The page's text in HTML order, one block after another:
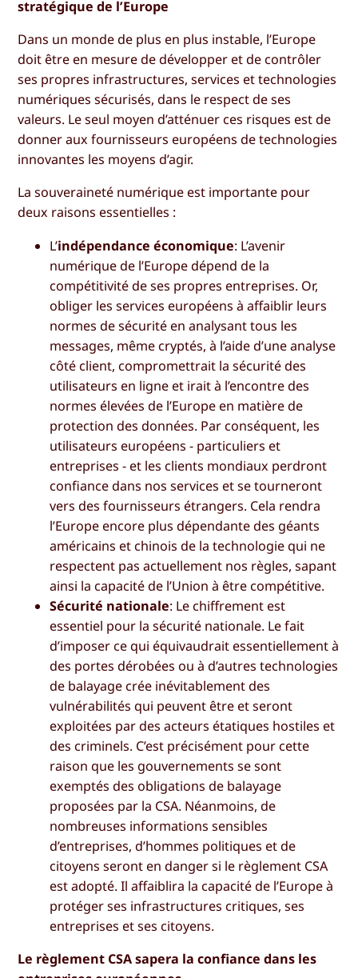
stratégique de l’Europe
Dans un monde de plus en plus instable, l’Europe
doit être en mesure de développer et de contrôler
ses propres infrastructures, services et technologies
numériques sécurisés, dans le respect de ses
valeurs. Le seul moyen d’atténuer ces risques est de
donner aux fournisseurs européens de technologies
innovantes les moyens d’agir.
La souveraineté numérique est importante pour
deux raisons essentielles :
L’indépendance économique: L’avenir
numérique de l’Europe dépend de la
compétitivité de ses propres entreprises. Or,
obliger les services européens à affaiblir leurs
normes de sécurité en analysant tous les
messages, même cryptés, à l’aide d’une analyse
côté client, compromettrait la sécurité des
utilisateurs en ligne et irait à l’encontre des
normes élevées de l’Europe en matière de
protection des données. Par conséquent, les
utilisateurs européens - particuliers et
entreprises - et les clients mondiaux perdront
confiance dans nos services et se tourneront
vers des fournisseurs étrangers. Cela rendra
l’Europe encore plus dépendante des géants
américains et chinois de la technologie qui ne
respectent pas actuellement nos règles, sapant
ainsi la capacité de l’Union à être compétitive.
Sécurité nationale: Le chiffrement est
essentiel pour la sécurité nationale. Le fait
d’imposer ce qui équivaudrait essentiellement à
des portes dérobées ou à d’autres technologies
de balayage crée inévitablement des
vulnérabilités qui peuvent être et seront
exploitées par des acteurs étatiques hostiles et
des criminels. C’est précisément pour cette
raison que les gouvernements se sont
exemptés des obligations de balayage
proposées par la CSA. Néanmoins, de
nombreuses informations sensibles
d’entreprises, d’hommes politiques et de
citoyens seront en danger si le règlement CSA
est adopté. Il affaiblira la capacité de l’Europe à
protéger ses infrastructures critiques, ses
entreprises et ses citoyens.
Le règlement CSA sapera la confiance dans les